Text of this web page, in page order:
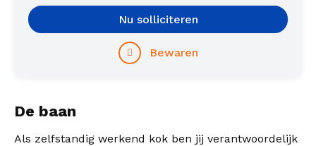
Nu solliciteren
Bewaren
De baan
Als zelfstandig werkend kok ben jij verantwoordelijk